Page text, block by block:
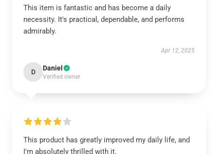
This item is fantastic and has become a daily
necessity. It's practical, dependable, and performs
admirably.
Apr 12, 2025
D Daniel
Verified owner
This product has greatly improved my daily life, and
I'm absolutely thrilled with it.